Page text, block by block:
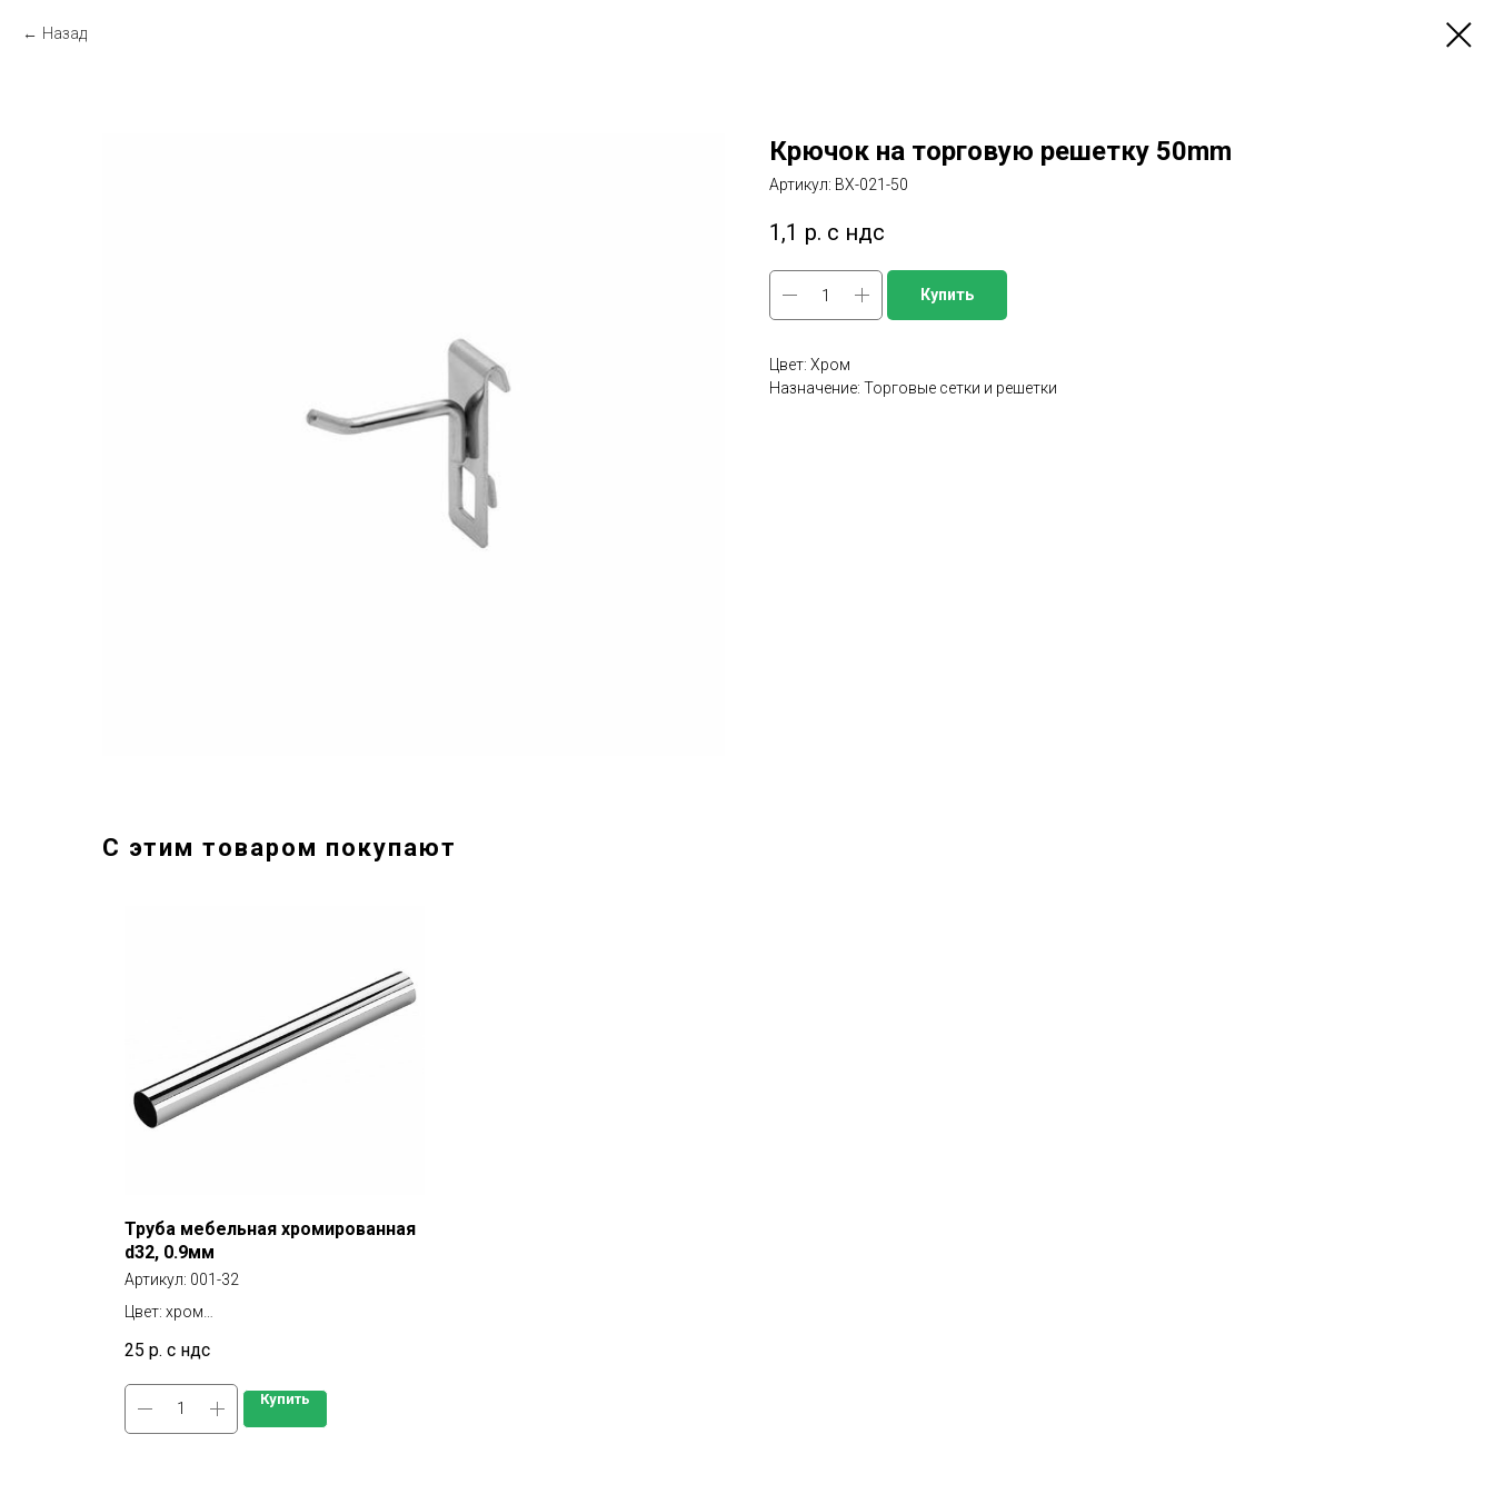
Назад
Крючок на торговую решетку 50mm
Артикул: BX-021-50
1,1 р. с ндс
Купить
Цвет: Хром
Назначение: Торговые сетки и решетки
С этим товаром покупают
Труба мебельная хромированная
d32, 0.9мм
Артикул: 001-32
Цвет: хром
Длина: 3000мм
25 р. с ндс
Купить